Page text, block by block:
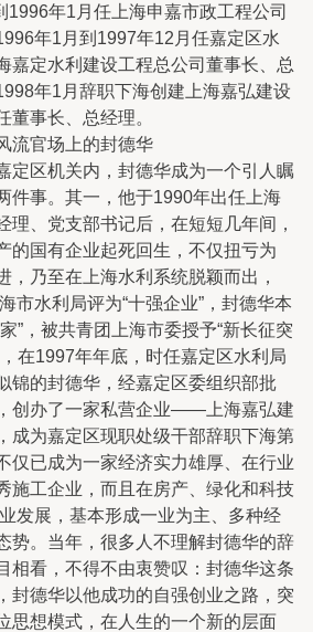
1996年1月任上海申嘉市政工程公司
年1月到1997年12月任嘉定区水
嘉定水利建设工程总公司董事长、总
年1月辞职下海创建上海嘉弘建设
董事长、总经理。
流官场上的封德华
定区机关内，封德华成为一个引人瞩
件事。其一，他于1990年出任上海
理、党支部书记后，在短短几年间，
的国有企业起死回生，不仅扭亏为
，乃至在上海水利系统脱颖而出，
市水利局评为“十强企业”，封德华本
”，被共青团上海市委授予“新长征突
在1997年年底，时任嘉定区水利局
锦的封德华，经嘉定区委组织部批
创办了一家私营企业——上海嘉弘建
成为嘉定区现职处级干部辞职下海第
仅已成为一家经济实力雄厚、在行业
施工企业，而且在房产、绿化和科技
发展，基本形成一业为主、多种经
势。当年，很多人不理解封德华的辞
相看，不得不由衷赞叹：封德华这条
封德华以他成功的自强创业之路，突
思想模式，在人生的一个新的层面